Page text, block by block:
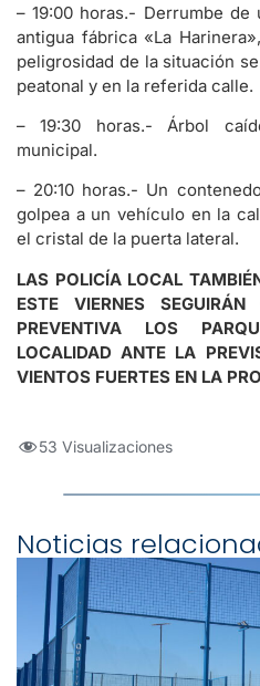
– 19:00 horas.- Derrumbe
antigua fábrica «La
peligrosidad de la situación
peatonal y en la referida calle.
– 19:30 horas.- Árbol
municipal.
– 20:10 horas.- Un
golpea a un vehículo en la
el cristal de la puerta lateral.
LAS POLICÍA LOCAL
ESTE VIERNES
PREVENTIVA LOS
LOCALIDAD ANTE LA
VIENTOS FUERTES EN LA
53 Visualizaciones
Noticias